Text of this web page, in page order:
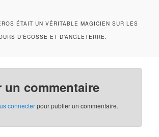
ÉTAIT UN VÉRITABLE MAGICIEN SUR LES
D’ÉCOSSE ET D’ANGLETERRE.
un commentaire
connecterpour publier un commentaire.